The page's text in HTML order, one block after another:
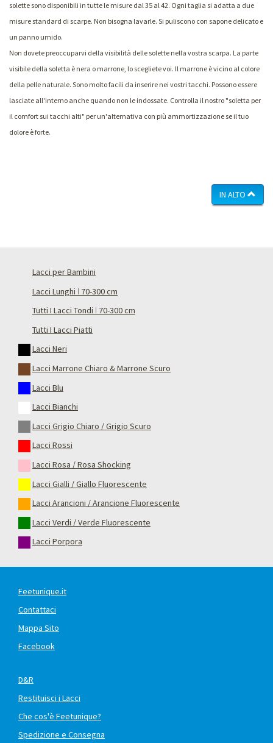
solette sono disponibili in tutte le misure dal 35 al 42. Ogni taglia si adatta a due
misure standard di scarpe. Non bisogna lavarle. Si puliscono con sapone delicato e
un panno umido.
Non dovete preoccuparvi della visibilità delle solette nella vostra scarpa. La parte
visibile della soletta è nera o marrone, lo scegliete voi. Il marrone è vicino al colore
della pelle naturale. Sono molto facili da inserire nei vostri tacchi. Possono essere
lasciate all'interno anche quando non le indossate. Controlla il nostro "soletta per
il comfort sui tacchi alti" per un'alternativa con più ammortizzazione se il tuo
dolore è forte.
IN ALTO
Lacci per Bambini
Lacci Lunghi ǀ 70-300 cm
Tutti I Lacci Tondi ǀ 70-300 cm
Tutti I Lacci Piatti
Lacci Neri
Lacci Marrone Chiaro & Marrone Scuro
Lacci Blu
Lacci Bianchi
Lacci Grigio Chiaro / Grigio Scuro
Lacci Rossi
Lacci Rosa / Rosa Shocking
Lacci Gialli / Giallo Fluorescente
Lacci Arancioni / Arancione Fluorescente
Lacci Verdi / Verde Fluorescente
Lacci Porpora
Feetunique.it
Contattaci
Mappa Sito
Facebook
D&R
Restituisci i Lacci
Che cos'è Feetunique?
Spedizione e Consegna